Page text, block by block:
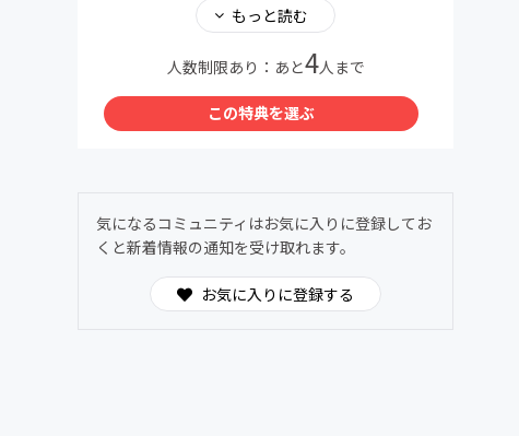
＊不明点は親子料理部事務局までお気軽にお問
い合わせください
親子料理部事務局公式LINE
https://lin.ee/GnmnXQs
＜この特典を選ぶ＞をタップすると参加手続き
もっと読む
人数制限あり：あと4人まで
この特典を選ぶ
気になるコミュニティはお気に入りに登録してお
くと新着情報の通知を受け取れます。
お気に入りに登録する